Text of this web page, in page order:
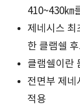
410~430㎞
제네시스 최
한 클램쉘
클램쉘이란
전면부 제네
적용